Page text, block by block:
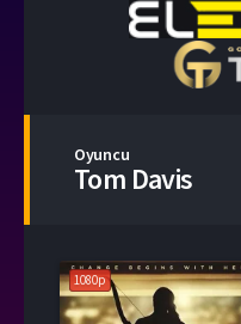
Oyuncu
Tom Davis
1080p